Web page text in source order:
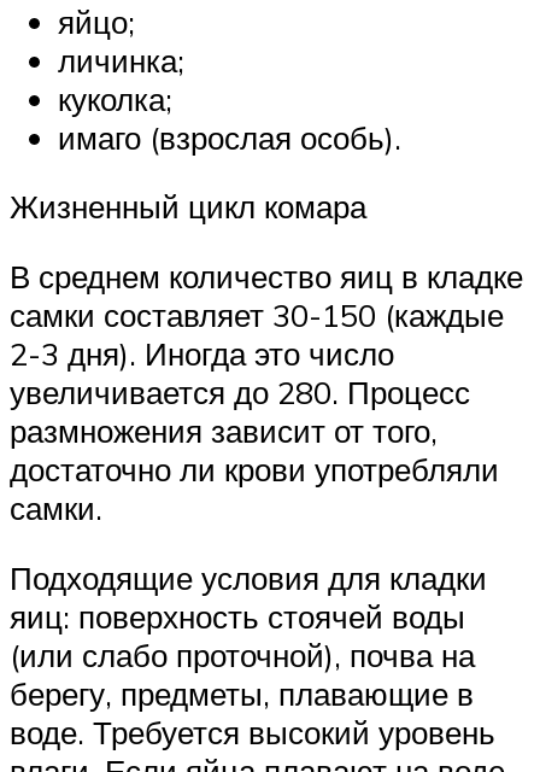
яйцо;
личинка;
куколка;
имаго (взрослая особь).
Жизненный цикл комара
В среднем количество яиц в кладке
самки составляет 30-150 (каждые
2-3 дня). Иногда это число
увеличивается до 280. Процесс
размножения зависит от того,
достаточно ли крови употребляли
самки.
Подходящие условия для кладки
яиц: поверхность стоячей воды
(или слабо проточной), почва на
берегу, предметы, плавающие в
воде. Требуется высокий уровень